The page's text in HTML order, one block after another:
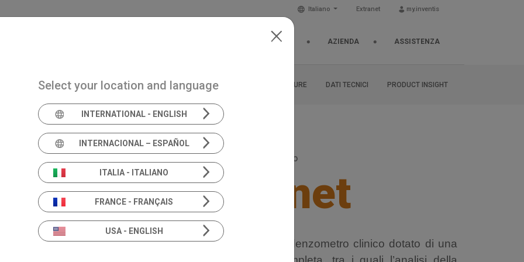
Italiano Extranet my.inventis
NEWS & EVENTI AZIENDA ASSISTENZA
BROCHURE DATI TECNICI PRODUCT INSIGHT
Impedenzometro clinico
Clarinet
Clarinet è un impedenzometro clinico dotato di una
Select your location and language
INTERNATIONAL - ENGLISH
INTERNACIONAL – ESPAÑOL
ITALIA - ITALIANO
FRANCE - FRANÇAIS
USA - ENGLISH